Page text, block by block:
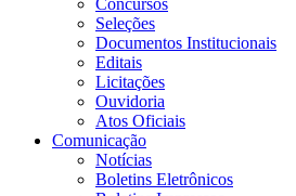
Concursos
Seleções
Documentos Institucionais
Editais
Licitações
Ouvidoria
Atos Oficiais
Comunicação
Notícias
Boletins Eletrônicos